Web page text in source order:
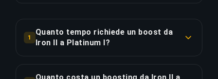
1
Quanto tempo richiede un boost da
Iron II a Platinum I?
tipicamente 7+ giorni. Con Ordine Prioritario, la
Quanto costa un boosting da Iron II a